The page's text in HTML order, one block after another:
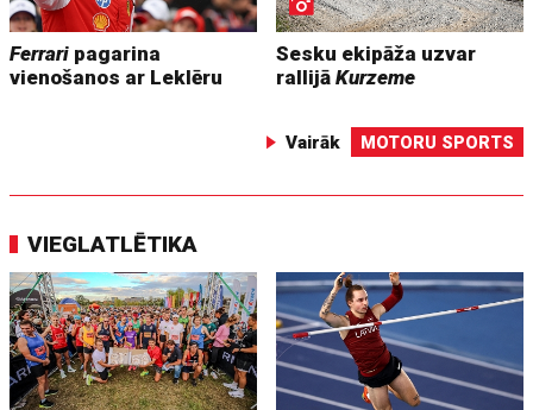
Ferrari pagarina
vienošanos ar Leklēru
Sesku ekipāža uzvar
rallijāKurzeme
Vairāk MOTORU SPORTS
VIEGLATLĒTIKA